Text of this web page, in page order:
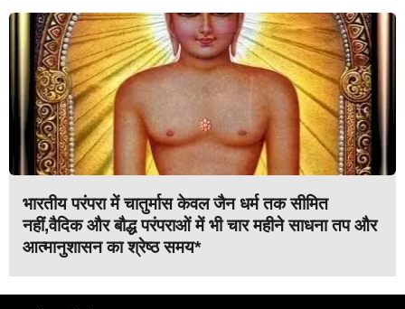
भारतीय परंपरा में चातुर्मास केवल जैन धर्म तक सीमित
नहीं,वैदिक और बौद्ध परंपराओं में भी चार महीने साधना तप और
आत्मानुशासन का श्रेष्ठ समय*